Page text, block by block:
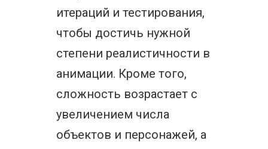
итераций и тестирования,
чтобы достичь нужной
степени реалистичности в
анимации. Кроме того,
сложность возрастает с
увеличением числа
объектов и персонажей, а